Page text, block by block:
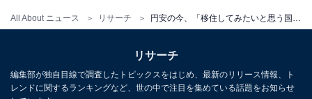
All About ニュース リサーチ
リサーチ
編集部が独自目線で調査したトピックスをはじめ、最新のリリース情報、ト
レンドに関するランキングなど、世の中で注目を集めている話題をお知らせ